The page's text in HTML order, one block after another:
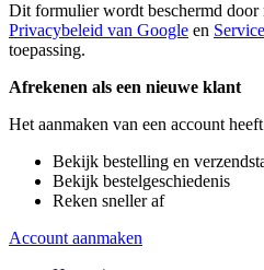
Dit formulier wordt beschermd
Privacybeleid van Google en
toepassing.
Afrekenen als een nieuwe klant
Het aanmaken van een account
Bekijk bestelling en
Bekijk bestelgeschiedenis
Reken sneller af
Account aanmaken